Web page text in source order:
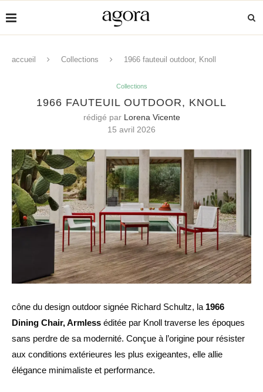
accueil Collections 1966 fauteuil outdoor, Knoll
Collections
1966 FAUTEUIL OUTDOOR, KNOLL
rédigé par Lorena Vicente
15 avril 2026
cône du design outdoor signée Richard Schultz, la 1966
Dining Chair, Armless éditée par Knoll traverse les époques
sans perdre de sa modernité. Conçue à l’origine pour résister
aux conditions extérieures les plus exigeantes, elle allie
élégance minimaliste et performance.